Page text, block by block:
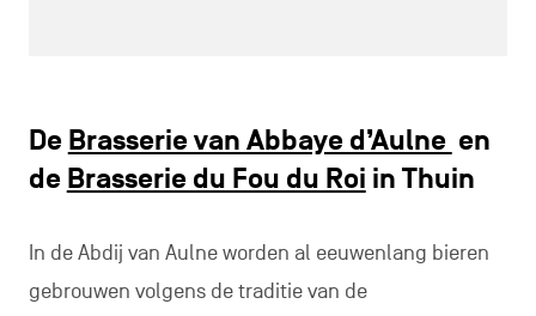
De Brasserie van Abbaye d’Aulne en
de Brasserie du Fou du Roi in Thuin
In de Abdij van Aulne worden al eeuwenlang bieren
gebrouwen volgens de traditie van de